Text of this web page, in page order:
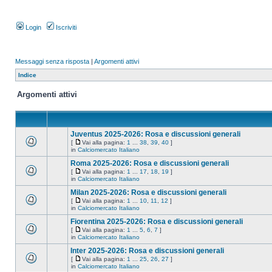
Login Iscriviti
Messaggi senza risposta | Argomenti attivi
Indice
Argomenti attivi
Juventus 2025-2026: Rosa e discussioni generali
[ Vai alla pagina: 1 38 39 40 ]
in Calciomercato Italiano
Roma 2025-2026: Rosa e discussioni generali
[ Vai alla pagina: 1 17 18 19 ]
in Calciomercato Italiano
Milan 2025-2026: Rosa e discussioni generali
[ Vai alla pagina: 1 10 11 12 ]
in Calciomercato Italiano
Fiorentina 2025-2026: Rosa e discussioni generali
[ Vai alla pagina: 1 5 6 7 ]
in Calciomercato Italiano
Inter 2025-2026: Rosa e discussioni generali
[ Vai alla pagina: 1 25 26 27 ]
in Calciomercato Italiano